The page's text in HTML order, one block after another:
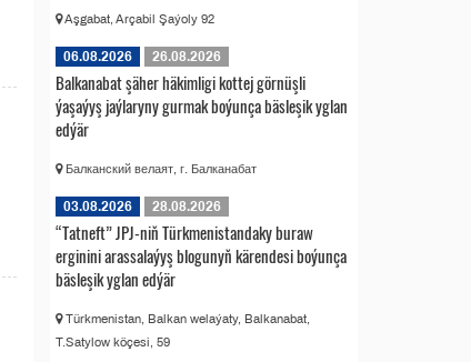
Aşgabat, Arçabil Şaýoly 92
06.08.2026 26.08.2026
Balkanabat şäher häkimligi kottej görnüşli
ýaşaýyş jaýlaryny gurmak boýunça bäsleşik yglan
edýär
Балканский велаят, г. Балканабат
03.08.2026 28.08.2026
“Tatneft” JPJ-niň Türkmenistandaky buraw
erginini arassalaýyş blogunyň kärendesi boýunça
bäsleşik yglan edýär
Türkmenistan, Balkan welaýaty, Balkanabat,
T.Satylow köçesi, 59